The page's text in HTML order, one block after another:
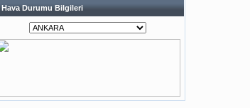
Hava Durumu Bilgileri